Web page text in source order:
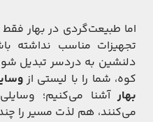
اما طبیعت‌گردی در بهار
تجهیزات مناسب نداشته
دلنشین به دردسر تبدیل
کوه، شما را با لیستی از
بهار آشنا می‌کنیم؛
می‌کنند، هم لذت مسیر را چند